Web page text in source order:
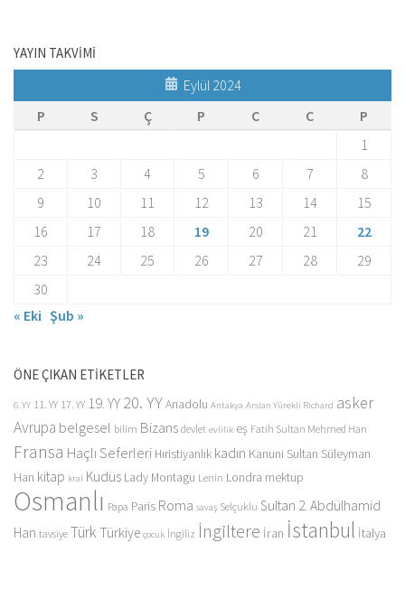
YAYIN TAKVİMİ
Eylül 2024
P
S Ç P C C
P
1
2
3 4 5 6 7
8
9
10 11 12 13 14
15
16
17 18 19 20 21
22
23
24 25 26 27 28
29
30
« Eki Şub »
ÖNE ÇIKAN ETİKETLER
6. YY 11. YY 17. YY 19. YY20. YYAnadolu Antakya Arslan Yürekli Richard asker
Avrupa belgesel bilim Bizans devlet evlilik eş Fatih Sultan Mehmed Han
Fransa Haçlı Seferleri Hıristiyanlık kadın Kanuni Sultan Süleyman
Han kitap kral Kudüs Lady Montagu Lenin Londra mektup
Osmanlı Papa Paris Roma savaş Selçuklu Sultan 2. Abdülhamid
Han tavsiye Türk Türkiye çocuk İngiliz İngiltere İran İstanbul İtalya